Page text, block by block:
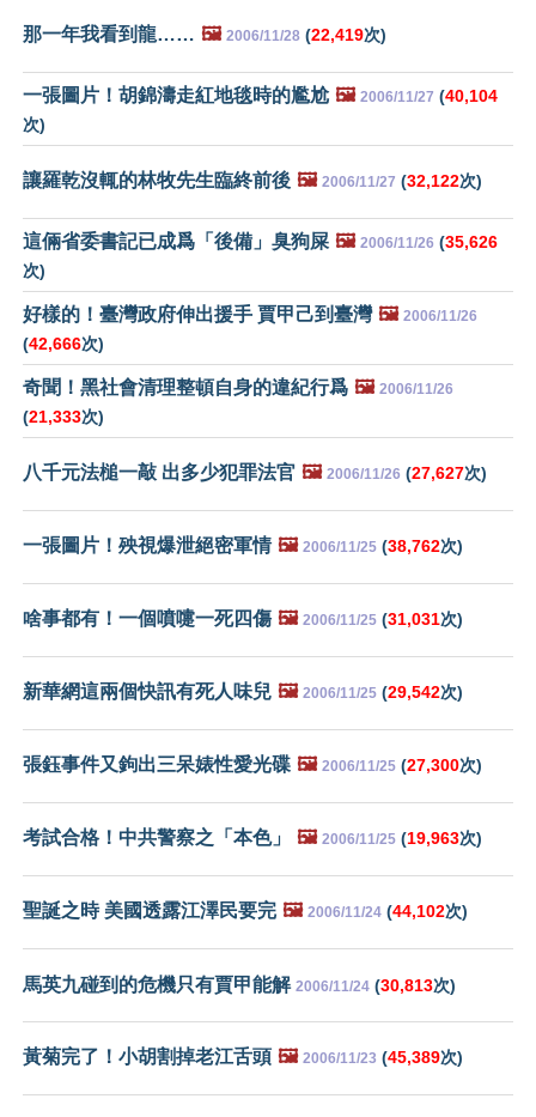
那一年我看到龍…… 🖼️ 2006/11/28 (22,419次)
一張圖片！胡錦濤走紅地毯時的尷尬 🖼️ 2006/11/27 (40,104
次)
讓羅乾沒輒的林牧先生臨終前後 🖼️ 2006/11/27 (32,122次)
這倆省委書記已成爲「後備」臭狗屎 🖼️ 2006/11/26 (35,626
次)
好樣的！臺灣政府伸出援手 賈甲己到臺灣 🖼️ 2006/11/26
(42,666次)
奇聞！黑社會清理整頓自身的違紀行爲 🖼️ 2006/11/26
(21,333次)
八千元法槌一敲 出多少犯罪法官 🖼️ 2006/11/26 (27,627次)
一張圖片！殃視爆泄絕密軍情 🖼️ 2006/11/25 (38,762次)
啥事都有！一個噴嚏一死四傷 🖼️ 2006/11/25 (31,031次)
新華網這兩個快訊有死人味兒 🖼️ 2006/11/25 (29,542次)
張鈺事件又鉤出三呆婊性愛光碟 🖼️ 2006/11/25 (27,300次)
考試合格！中共警察之「本色」 🖼️ 2006/11/25 (19,963次)
聖誕之時 美國透露江澤民要完 🖼️ 2006/11/24 (44,102次)
馬英九碰到的危機只有賈甲能解 2006/11/24 (30,813次)
黃菊完了！小胡割掉老江舌頭 🖼️ 2006/11/23 (45,389次)